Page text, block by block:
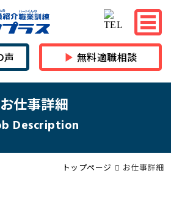
声 無料適職相談
お仕事詳細
Description
トップページ お仕事詳細